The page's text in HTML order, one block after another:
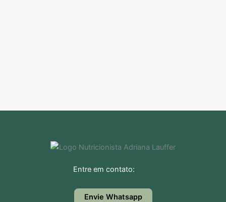
Entre em contato:
Envie Whatsapp